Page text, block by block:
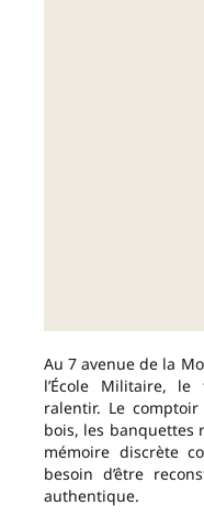
Au 7 avenue de la
l’École Militaire,
ralentir. Le
bois, les banquettes
mémoire discrète
besoin d’être
authentique.